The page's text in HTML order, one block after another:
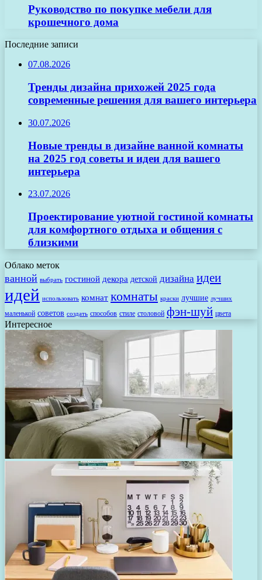
Руководство по покупке мебели для
крошечного дома
Последние записи
07.08.2026
Тренды дизайна прихожей 2025 года
современные решения для вашего интерьера
30.07.2026
Новые тренды в дизайне ванной комнаты
на 2025 год советы и идеи для вашего
интерьера
23.07.2026
Проектирование уютной гостиной комнаты
для комфортного отдыха и общения с
близкими
Облако меток
ванной выбрать гостиной декора детской дизайна идеи
идей использовать комнат комнаты краски лучшие лучших
маленькой советов создать способов стиле столовой фэн-шуй цвета
Интересное